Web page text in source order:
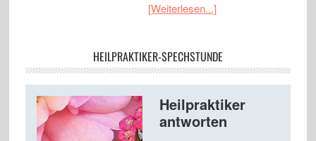
[Weiterlesen...]
HEILPRAKTIKER-SPECHSTUNDE
Heilpraktiker
antworten